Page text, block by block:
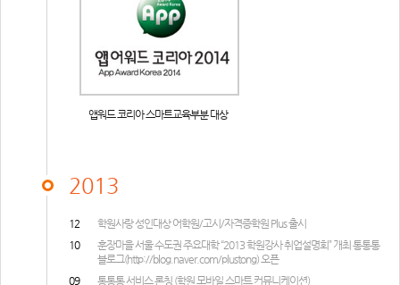
앱워드 코리아 스마트교육부분 대상
2013
12
학원사랑 성인대상 어학원/고시/자격증학원 Plus 출시
10
훈장마을 서울 수도권 주요대학 “2013 학원강사 취업설명회” 개최 통통통
블로그(http://blog.naver.com/plustong) 오픈
09
통통통 서비스 론칭 (학원 모바일 스마트 커뮤니케이션)